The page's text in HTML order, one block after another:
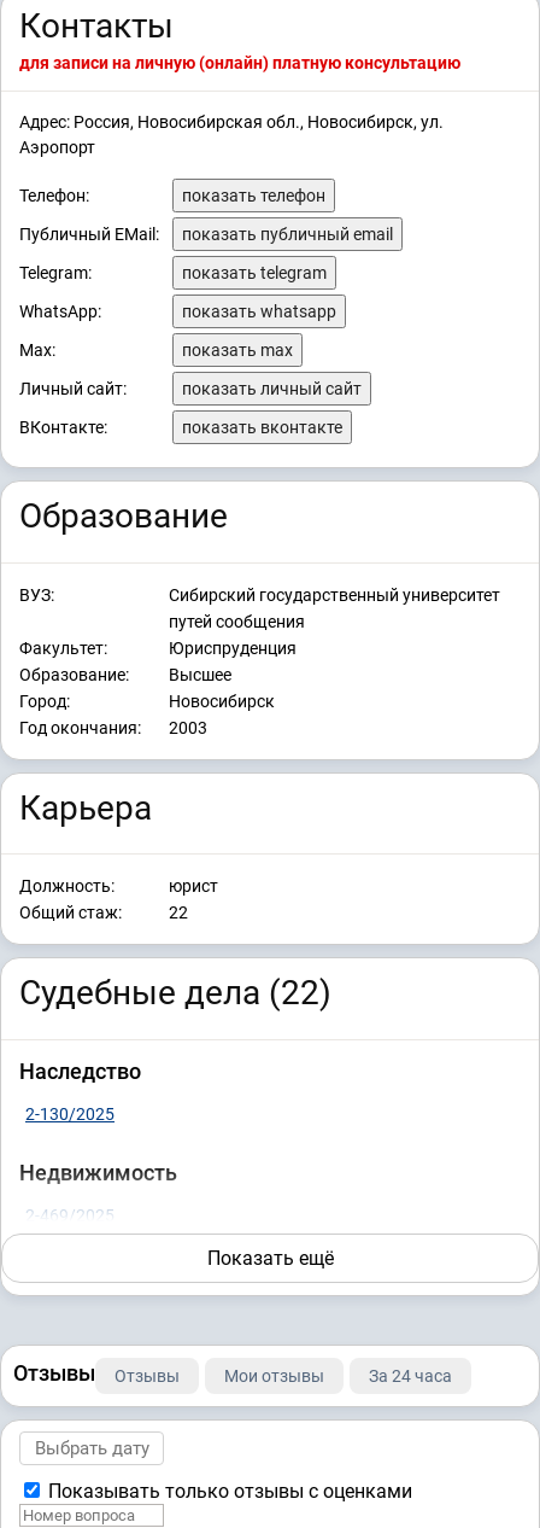
Контакты
для записи на личную (онлайн) платную консультацию
Адрес: Россия, Новосибирская обл., Новосибирск, ул.
Аэропорт
Телефон:
показать телефон
Публичный EMail:
показать публичный email
Telegram:
показать telegram
WhatsApp:
показать whatsapp
Max:
показать max
Личный сайт:
показать личный сайт
ВКонтакте:
показать вконтакте
Образование
ВУЗ:
Сибирский государственный университет
путей сообщения
Факультет:
Юриспруденция
Образование:
Высшее
Город:
Новосибирск
Год окончания:
2003
Карьера
Должность:
юрист
Общий стаж:
22
Судебные дела (22)
Наследство
2-130/2025
Недвижимость
2-469/2025
Банкротство физических лиц
Автоюристы
2-583/2025
Взыскание задолженности
А45-44848/2024
Показать ещё
Отзывы Отзывы Мои отзывы За 24 часа
Показывать только отзывы с оценками